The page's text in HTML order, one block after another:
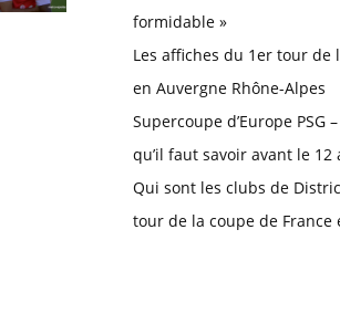
formidable »
Les affiches du 1er tour de
en Auvergne Rhône-Alpes
Supercoupe d’Europe PSG
qu’il faut savoir avant le 12
Qui sont les clubs de
tour de la coupe de France